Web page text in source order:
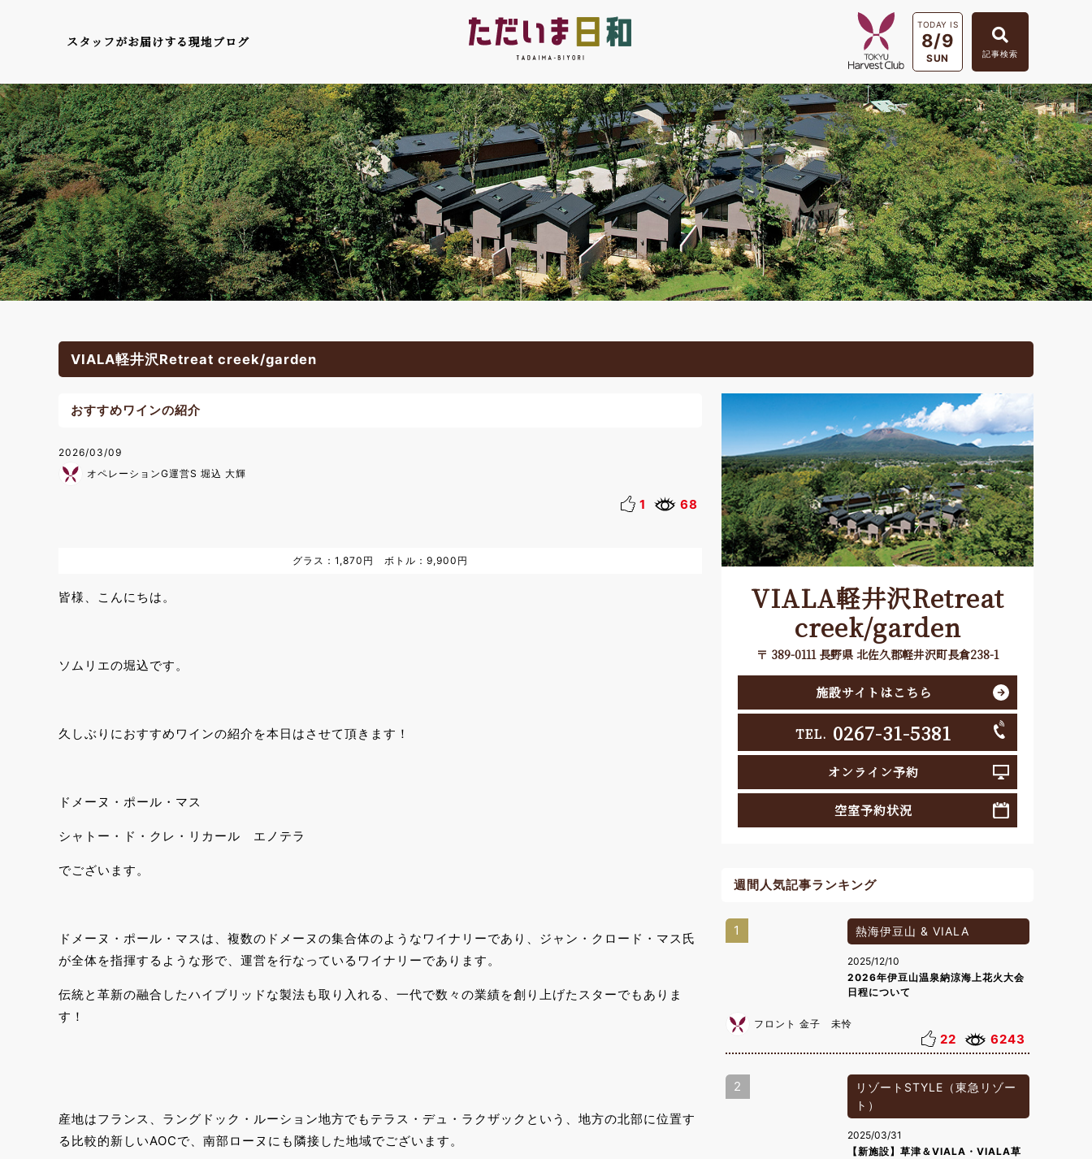
スタッフがお届けする現地ブログ
TODAY IS
8/9
SUN 記事検索
VIALA軽井沢Retreat creek/garden
おすすめワインの紹介
2026/03/09
オペレーションG運営S 堀込 大輝
1 68
グラス：1,870円 ボトル：9,900円
皆様、こんにちは。
ソムリエの堀込です。
久しぶりにおすすめワインの紹介を本日はさせて頂きます！
ドメーヌ・ポール・マス
シャトー・ド・クレ・リカール エノテラ
でございます。
ドメーヌ・ポール・マスは、複数のドメーヌの集合体のようなワイナリーであり、ジャン・クロード・マス氏
が全体を指揮するような形で、運営を行なっているワイナリーであります。
伝統と革新の融合したハイブリッドな製法も取り入れる、一代で数々の業績を創り上げたスターでもありま
す！
産地はフランス、ラングドック・ルーション地方でもテラス・デュ・ラクザックという、地方の北部に位置す
る比較的新しいAOCで、南部ローヌにも隣接した地域でございます。
VIALA軽井沢Retreat
creek/garden
〒 389-0111 長野県 北佐久郡軽井沢町長倉238-1
施設サイトはこちら
TEL. 0267-31-5381
オンライン予約
空室予約状況
週間人気記事ランキング
1 熱海伊豆山 & VIALA
2025/12/10
2026年伊豆山温泉納涼海上花火大会
日程について
フロント 金子 未怜
22 6243
2
リゾートSTYLE（東急リゾー
ト）
2025/03/31
【新施設】草津＆VIALA・VIALA草